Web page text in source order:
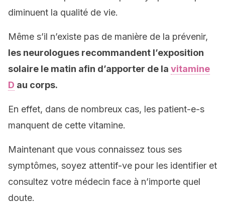
diminuent la qualité de vie.
Même s’il n’existe pas de manière de la prévenir,
les neurologues recommandent l’exposition
solaire le matin afin d’apporter de la vitamine
D au corps.
En effet, dans de nombreux cas, les patient-e-s
manquent de cette vitamine.
Maintenant que vous connaissez tous ses
symptômes, soyez attentif-ve pour les identifier et
consultez votre médecin face à n’importe quel
doute.